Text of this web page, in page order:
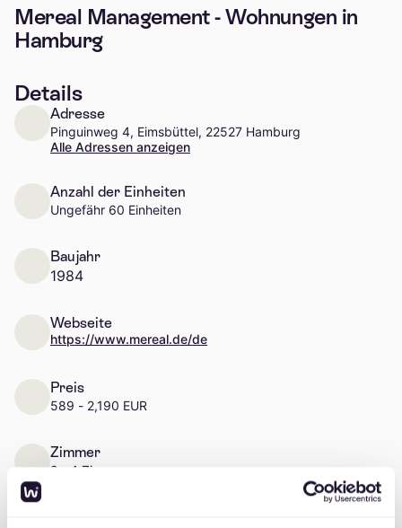
Mereal Management - Wohnungen in
Hamburg
Details
Adresse
Pinguinweg 4, Eimsbüttel, 22527 Hamburg
Alle Adressen anzeigen
Anzahl der Einheiten
Ungefähr 60 Einheiten
Baujahr
1984
Webseite
https://www.mereal.de/de
Preis
589 - 2,190 EUR
Zimmer
2 - 4 Zimmer